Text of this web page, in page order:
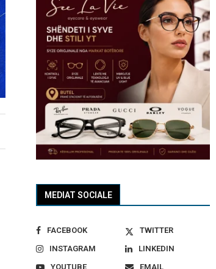
MEDIAT SOCIALE
FACEBOOK
TWITTER
INSTAGRAM
LINKEDIN
YOUTUBE
EMAIL